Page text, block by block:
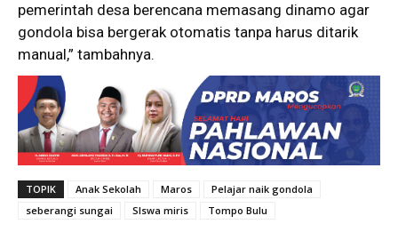
pemerintah desa berencana memasang dinamo agar
gondola bisa bergerak otomatis tanpa harus ditarik
manual,” tambahnya.
TOPIK Anak Sekolah Maros
Pelajar naik gondola
seberangi sungai
SIswa miris Tompo Bulu